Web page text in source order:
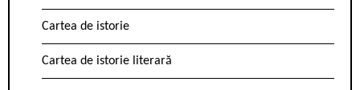
Cartea de istorie
Cartea de istorie literară